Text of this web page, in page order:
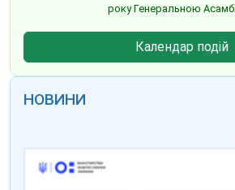
року Генеральною
Календар подій
НОВИНИ